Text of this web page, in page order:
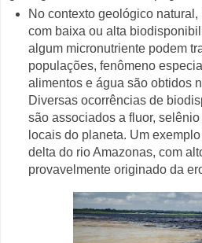
No contexto geológico
com baixa ou alta
algum micronutriente podem
populações, fenômeno
alimentos e água são obtidos
Diversas ocorrências de
são associados a fluor,
locais do planeta. Um
delta do rio Amazonas, com
provavelmente originado da